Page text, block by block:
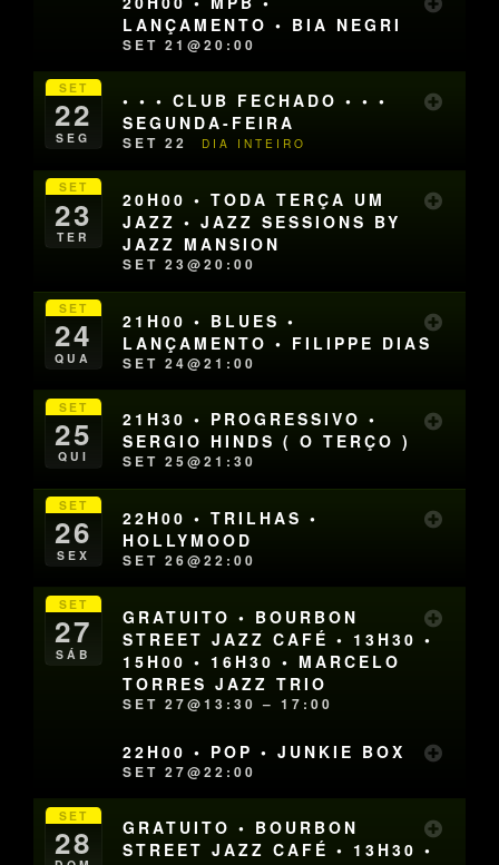
LANÇAMENTO • BIA NEGRI
SET 21@20:00
SET
22
SEG
• • • CLUB FECHADO • • •
SEGUNDA-FEIRA
SET 22 DIA INTEIRO
SET
23
TER
20H00 • TODA TERÇA UM
JAZZ • JAZZ SESSIONS BY
JAZZ MANSION
SET 23@20:00
SET
24
QUA
21H00 • BLUES •
LANÇAMENTO • FILIPPE DIAS
SET 24@21:00
SET
25
QUI
21H30 • PROGRESSIVO •
SERGIO HINDS ( O TERÇO )
SET 25@21:30
SET
26
SEX
22H00 • TRILHAS •
HOLLYMOOD
SET 26@22:00
SET
27
SÁB
GRATUITO • BOURBON
STREET JAZZ CAFÉ • 13H30 •
15H00 • 16H30 • MARCELO
TORRES JAZZ TRIO
SET 27@13:30 – 17:00
22H00 • POP • JUNKIE BOX
SET 27@22:00
SET
28
GRATUITO • BOURBON
STREET JAZZ CAFÉ • 13H30 •